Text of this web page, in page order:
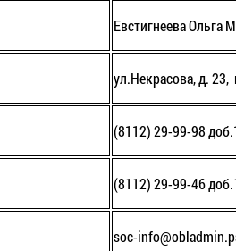
Евстигнеева Ольга
ул.Некрасова, д.
(8112) 29-99-98
(8112) 29-99-46
soc-